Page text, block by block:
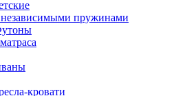
пружинами
кровати